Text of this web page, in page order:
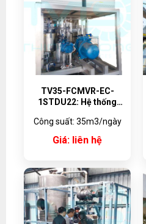
TV35-FCMVR-EC-
1STDU22: Hệ thống
cưỡng bức MVR 35m3
Công suất: 35m3/ngày
Giá: liên hệ